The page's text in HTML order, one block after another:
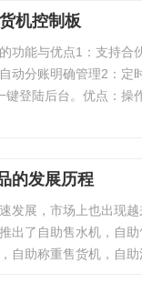
机控制板
功能与优点1：支持合
动分账明确管理2：定
键登陆后台。优点：操
的发展历程
发展，市场上也出现
出了自助售水机，自
自助称重售货机，自